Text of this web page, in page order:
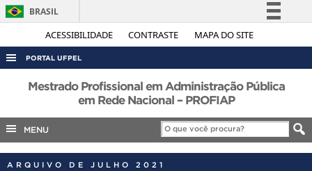
ACESSIBILIDADE CONTRASTE MAPA DO SITE
BRASIL
Simplifique!
Acesso à informação
Legislação
Canais
PORTAL UFPEL
ACESSO À INFORMAÇÃO
COBALTO
CONCURSOS
Mestrado Profissional em Administração Pública
em Rede Nacional – PROFIAP
MENU
ARQUIVO DE JULHO 2021